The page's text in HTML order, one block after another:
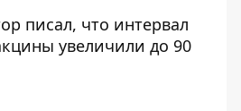
писал, что интервал
увеличили до 90